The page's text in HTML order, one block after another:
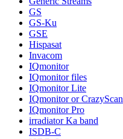
GS
GS-Ku
GSE
Hispasat
Invacom
IQmonitor
IQmonitor files
IQmonitor Lite
IQmonitor or CrazyScan
IQmonitor Pro
irradiator Ka band
ISDB-C